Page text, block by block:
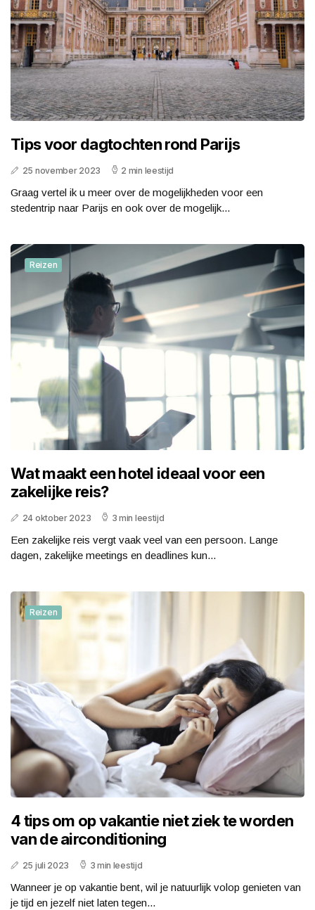
Tips voor dagtochten rond Parijs
25 november 2023 2 min leestijd
Graag vertel ik u meer over de mogelijkheden voor een
stedentrip naar Parijs en ook over de mogelijk...
Reizen
Wat maakt een hotel ideaal voor een
zakelijke reis?
24 oktober 2023 3 min leestijd
Een zakelijke reis vergt vaak veel van een persoon. Lange
dagen, zakelijke meetings en deadlines kun...
Reizen
4 tips om op vakantie niet ziek te worden
van de airconditioning
25 juli 2023 3 min leestijd
Wanneer je op vakantie bent, wil je natuurlijk volop genieten van
je tijd en jezelf niet laten tegen...